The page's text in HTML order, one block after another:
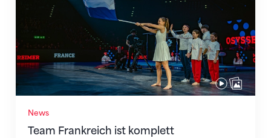
News
Team Frankreich ist komplett